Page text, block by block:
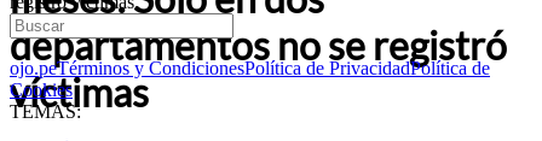
ojo.peTérminos y CondicionesPolítica de PrivacidadPolítica de
Cookies
TEMAS:
departamentos no se registró
víctimas